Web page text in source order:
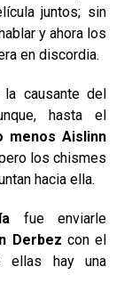
juntos; sin
y ahora los
en discordia.
causante del
hasta el
menos Aislinn
los chismes
hacia ella.
fue enviarle
Derbez con el
ellas hay una